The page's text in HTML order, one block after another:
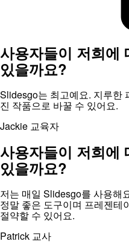
사용자들이 저희에
있을까요?
Slidesgo는 최고예요. 지루한
진 작품으로 바꿀 수 있어요.
Jackie 교육자
사용자들이 저희에
있을까요?
저는 매일 Slidesgo를 사용해
정말 좋은 도구이며 프레젠테
절약할 수 있어요.
Patrick 교사